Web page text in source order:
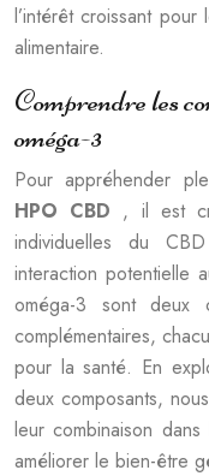
l’intérêt croissant
alimentaire.
Comprendre les
oméga-3
Pour appréhender
HPO CBD , il est
individuelles du
interaction potentielle
oméga-3 sont deux
complémentaires,
pour la santé. En
deux composants,
leur combinaison
améliorer le bien-être